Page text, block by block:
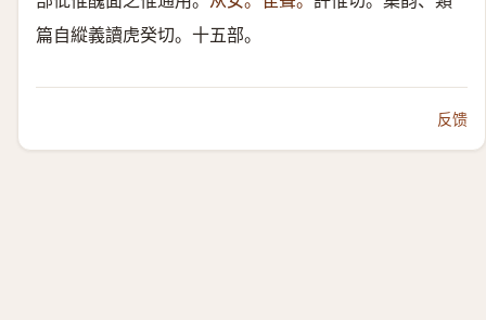
篇自縱義讀虎癸切。十五部。
反馈